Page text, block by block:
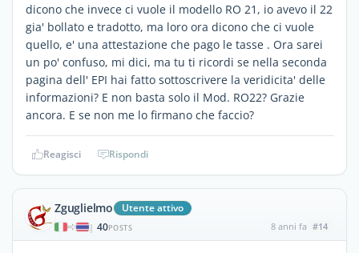
dicono che invece ci vuole il modello RO 21, io avevo il 22
gia' bollato e tradotto, ma loro ora dicono che ci vuole
quello, e' una attestazione che pago le tasse . Ora sarei
un po' confuso, mi dici, ma tu ti ricordi se nella seconda
pagina dell' EPI hai fatto sottoscrivere la veridicita' delle
informazioni? E non basta solo il Mod. RO22? Grazie
ancora. E se non me lo firmano che faccio?
Reagisci Rispondi
Zguglielmo Utente attivo
| 40POSTS 8 anni fa #14